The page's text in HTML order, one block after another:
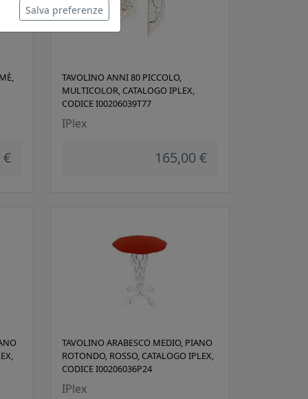
€
TAVOLINO ANNI 80 PICCOLO,
MULTICOLOR, CATALOGO IPLEX,
CODICE I00206039T77
IPlex
165,00 €
TAVOLINO ARABESCO MEDIO, PIANO
ROTONDO, ROSSO, CATALOGO IPLEX,
CODICE I00206036P24
IPlex
Salva preferenze